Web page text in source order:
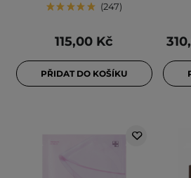
247
115,00 Kč
PŘIDAT DO KOŠÍKU